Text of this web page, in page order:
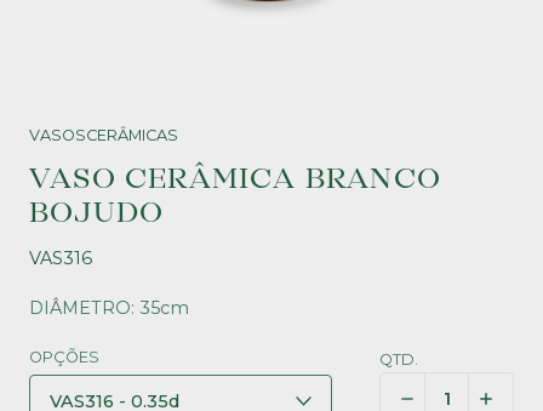
VASOSCERÂMICAS
VASO CERÂMICA BRANCO
BOJUDO
VAS316
DIÂMETRO: 35cm
OPÇÕES QTD.